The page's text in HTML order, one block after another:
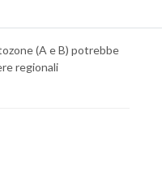
(A e B) potrebbe
regionali